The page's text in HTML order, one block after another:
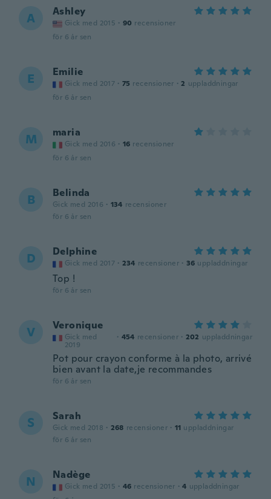
A Ashley
Gick med 2015 · 90 recensioner
för 6 år sen
E Emilie
Gick med 2017 · 75 recensioner · 2 uppladdningar
för 6 år sen
M maria
Gick med 2016 · 16 recensioner
för 6 år sen
B Belinda
Gick med 2016 · 134 recensioner
för 6 år sen
D Delphine
Gick med 2017 · 234 recensioner · 36 uppladdningar
Top !
för 6 år sen
V Veronique
Gick med
2019
· 454 recensioner · 202 uppladdningar
Pot pour crayon conforme à la photo, arrivé
bien avant la date,je recommandes
för 6 år sen
S Sarah
Gick med 2018 · 268 recensioner · 11 uppladdningar
för 6 år sen
N Nadège
Gick med 2015 · 46 recensioner · 4 uppladdningar